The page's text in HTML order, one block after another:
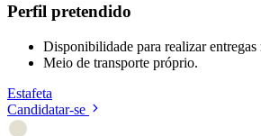
Perfil pretendido
Disponibilidade para realizar entregas
Meio de transporte próprio.
Estafeta
Candidatar-se